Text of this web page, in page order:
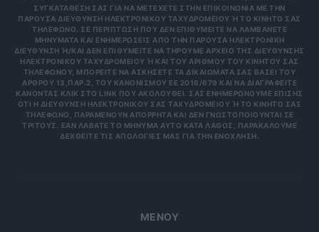
ΣΥΓΚΑΤΆΘΕΣΉ ΣΑΣ ΓΙΑ ΝΑ ΜΕΤΈΧΕΤΕ ΣΤΗΝ ΕΠΙΚΟΙΝΩΝΊΑ ΜΕ ΤΗΝ
ΠΑΡΟΎΣΑ ΔΙΕΎΘΥΝΣΗ ΗΛΕΚΤΡΟΝΙΚΟΎ ΤΑΧΥΔΡΟΜΕΊΟΥ Ή ΤΟ ΚΙΝΗΤΌ ΣΑΣ Τ
ΗΛΈΦΩΝΟ. ΣΕ ΠΕΡΊΠΤΩΣΗ ΠΟΥ ΔΕΝ ΕΠΙΘΥΜΕΊΤΕ ΝΑ ΛΑΜΒΆΝΕΤΕ Μ
ΗΝΎΜΑΤΑ ΚΑΙ ΕΝΗΜΕΡΏΣΕΙΣ ΑΠΌ ΤΗΝ ΠΑΡΟΎΣΑ ΗΛΕΚΤΡΟΝΙΚΉ Δ
ΙΕΎΘΥΝΣΗ Ή/ΚΑΙ ΔΕΝ ΕΠΙΘΥΜΕΊΤΕ ΝΑ ΤΗΡΟΎΜΕ ΑΡΧΕΊΟ ΤΗΣ ΔΙΕΎΘΥΝΣΗΣ ΗΛ
ΕΚΤΡΟΝΙΚΟΎ ΤΑΧΥΔΡΟΜΕΊΟΥ Ή ΚΑΙ ΤΟΥ ΑΡΙΘΜΟΎ ΤΟΥ ΚΙΝΗΤΟΎ ΣΑΣ ΤΗΛ
ΕΦΏΝΟΥ, ΜΠΟΡΕΊΤΕ ΝΑ ΑΣΚΉΣΕΤΕ ΤΑ ΔΙΚΑΙΏΜΑΤΆ ΣΑΣ ΒΆΣΕΙ ΤΟΥ ΆΡΘ
ΡΟΥ 13,ΠΑΡ.2, ΤΟΥ ΚΑΝΟΝΙΣΜΟΎ ΕΕ 2016/679 ΚΑΙ ΝΑ ΔΙΑΓΡΑΦΕΊΤΕ ΚΆΝ
ΟΝΤΑΣ ΚΛΙΚ ΣΤΟ LINK ΠΟΥ ΑΚΟΛΟΥΘΕΊ. ΣΑΣ ΕΝΗΜΕΡΏΝΟΥΜΕ ΕΠΊΣΗΣ ΌΤΙ
Η ΔΙΕΎΘΥΝΣΗ ΗΛΕΚΤΡΟΝΙΚΟΎ ΣΑΣ ΤΑΧΥΔΡΟΜΕΊΟΥ Ή ΤΟ ΚΙΝΗΤΌ ΣΑΣ ΤΗΛΈ
ΦΩΝΟ, ΠΑΡΑΜΈΝΟΥΝ ΑΠΌΡΡΗΤΑ ΚΑΙ ΔΕΝ ΓΝΩΣΤΟΠΟΙΟΎΝΤΑΙ ΣΕ ΤΡΊΤ
ΟΥΣ. ΕΆΝ ΛΆΒΑΤΕ ΤΟ ΜΉΝΥΜΑ ΑΥΤΌ ΚΑΤΆ ΛΆΘΟΣ, ΠΑΡΑΚΑΛΟΎΜΕ ΔΕΧΘ
ΕΊΤΕ ΤΙΣ ΑΠΟΛΟΓΊΕΣ ΜΑΣ ΓΙΑ ΤΗΝ ΕΝΌΧΛΗΣΗ.
ΜΕΝΟΥ